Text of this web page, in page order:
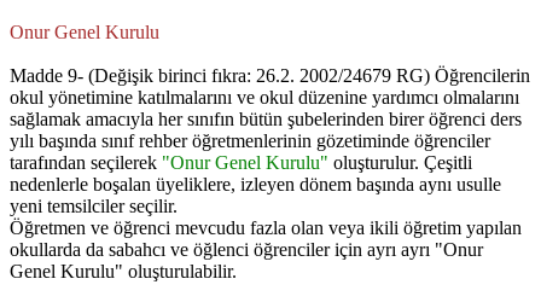
Onur Genel Kurulu
Madde 9- (Değişik birinci fıkra: 26.2. 2002/24679 RG) Öğrencilerin
okul yönetimine katılmalarını ve okul düzenine yardımcı olmalarını
sağlamak amacıyla her sınıfın bütün şubelerinden birer öğrenci ders
yılı başında sınıf rehber öğretmenlerinin gözetiminde öğrenciler
tarafından seçilerek "Onur Genel Kurulu" oluşturulur. Çeşitli
nedenlerle boşalan üyeliklere, izleyen dönem başında aynı usulle
yeni temsilciler seçilir.
Öğretmen ve öğrenci mevcudu fazla olan veya ikili öğretim yapılan
okullarda da sabahcı ve öğlenci öğrenciler için ayrı ayrı "Onur
Genel Kurulu" oluşturulabilir.